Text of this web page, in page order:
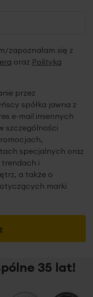
zapoznałam się z
oraz Polityką
przez
spółka jawna z
e-mail imiennych
szczególności
specjalnych oraz
i
a także o
marki
35 lat!